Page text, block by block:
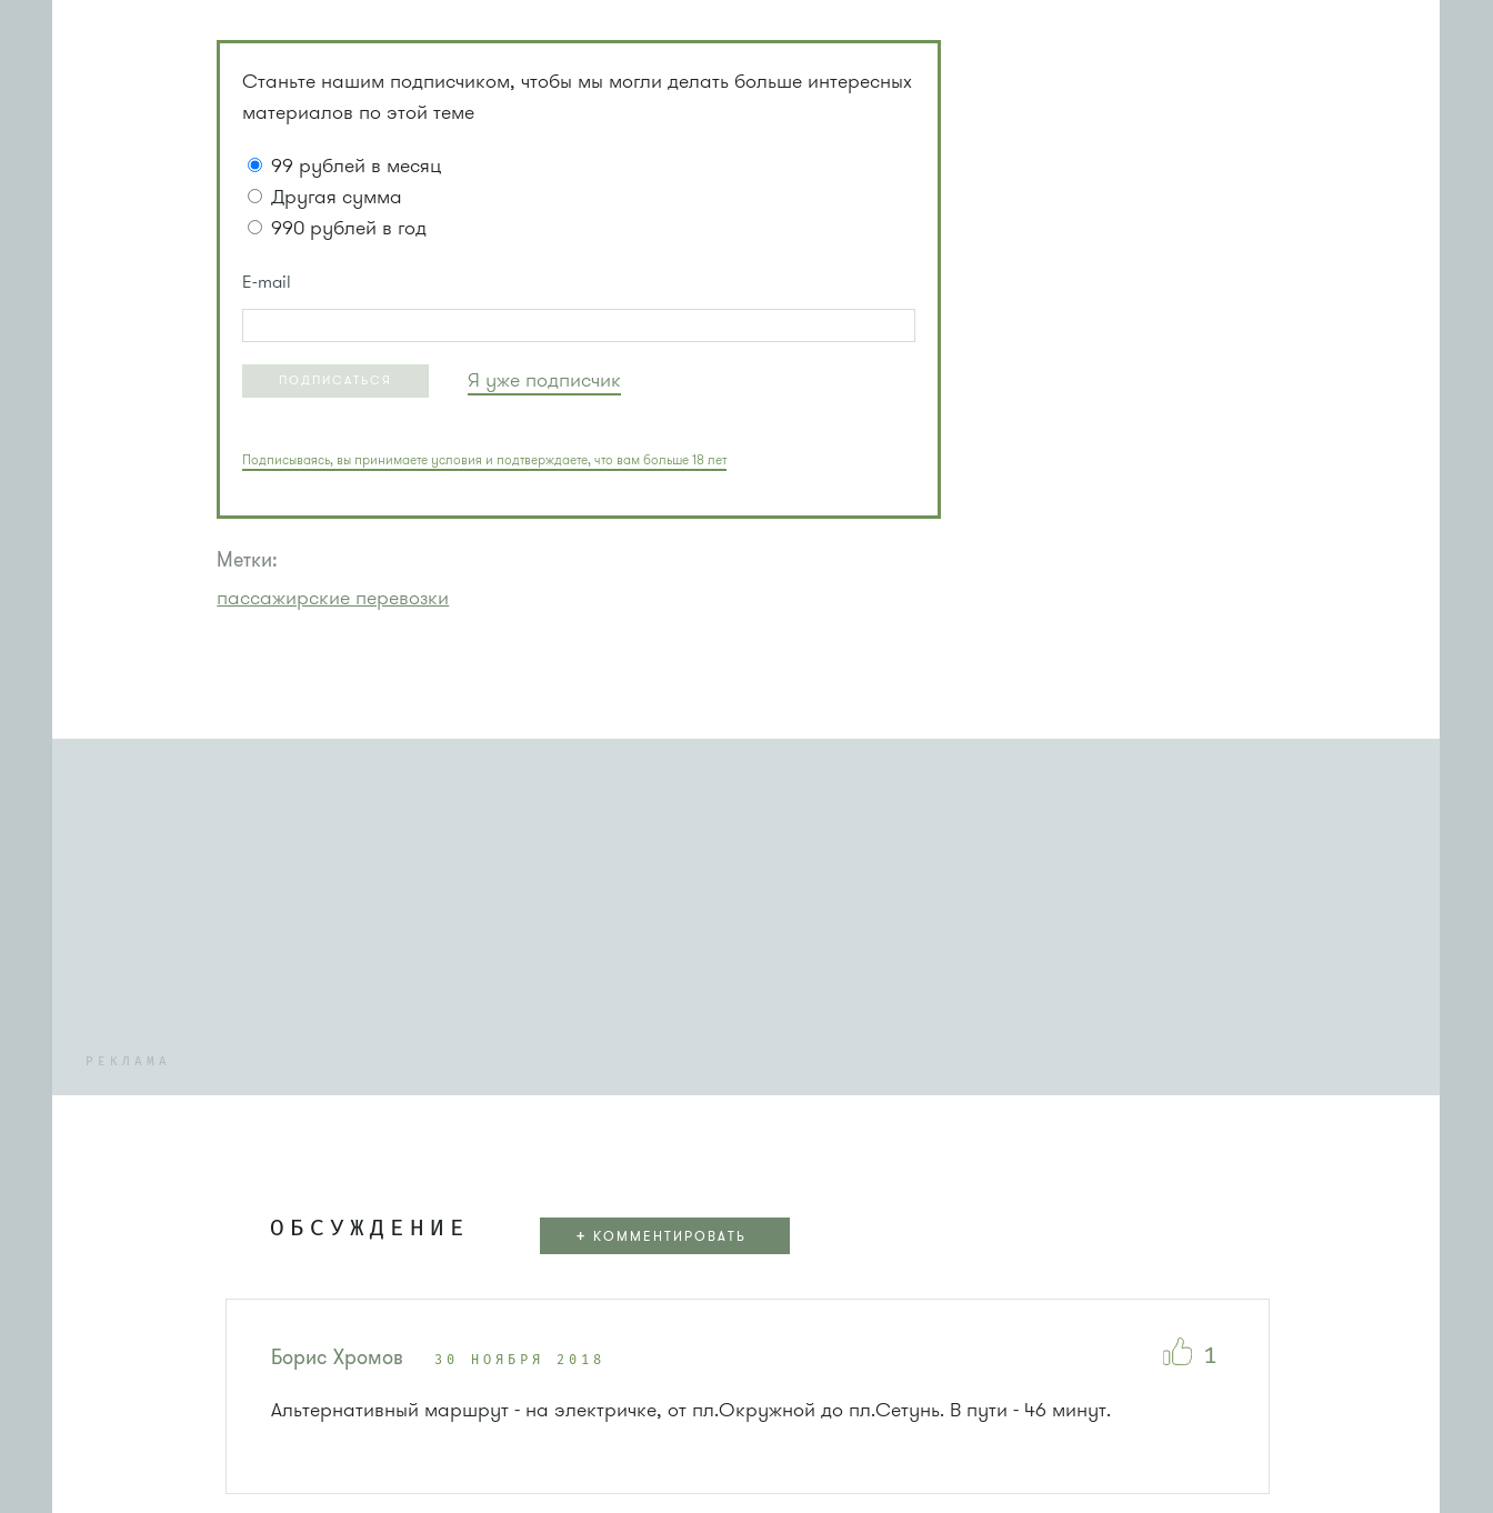
Станьте нашим подписчиком, чтобы мы могли делать больше интересных
материалов по этой теме
99 рублей в месяц
Другая сумма
990 рублей в год
E-mail
ПОДПИСАТЬСЯ Я уже подписчик
Подписываясь, вы принимаете условия и подтверждаете, что вам больше 18 лет
Метки:
пассажирские перевозки
РЕКЛАМА
ОБСУЖДЕНИЕ + КОММЕНТИРОВАТЬ
Борис Хромов 30 НОЯБРЯ 2018
Альтернативный маршрут - на электричке, от пл.Окружной до пл.Сетунь. В пути - 46 минут.
1